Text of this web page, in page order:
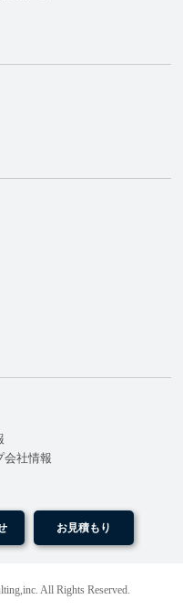
会社情報
お見積もり
All Rights Reserved.